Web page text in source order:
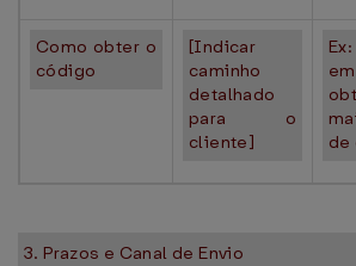
Como obter o
código
[Indicar
caminho
detalhado
para o
cliente]
de
3. Prazos e Canal de Envio